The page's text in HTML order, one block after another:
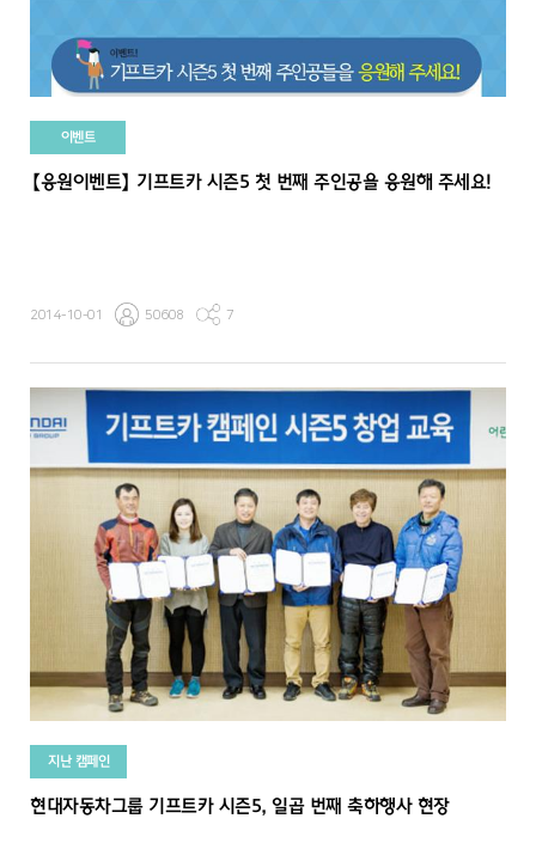
이벤트
【응원이벤트】 기프트카 시즌5 첫 번째 주인공을 응원해 주세요!
2014-10-01 50608 7
지난 캠페인
현대자동차그룹 기프트카 시즌5, 일곱 번째 축하행사 현장